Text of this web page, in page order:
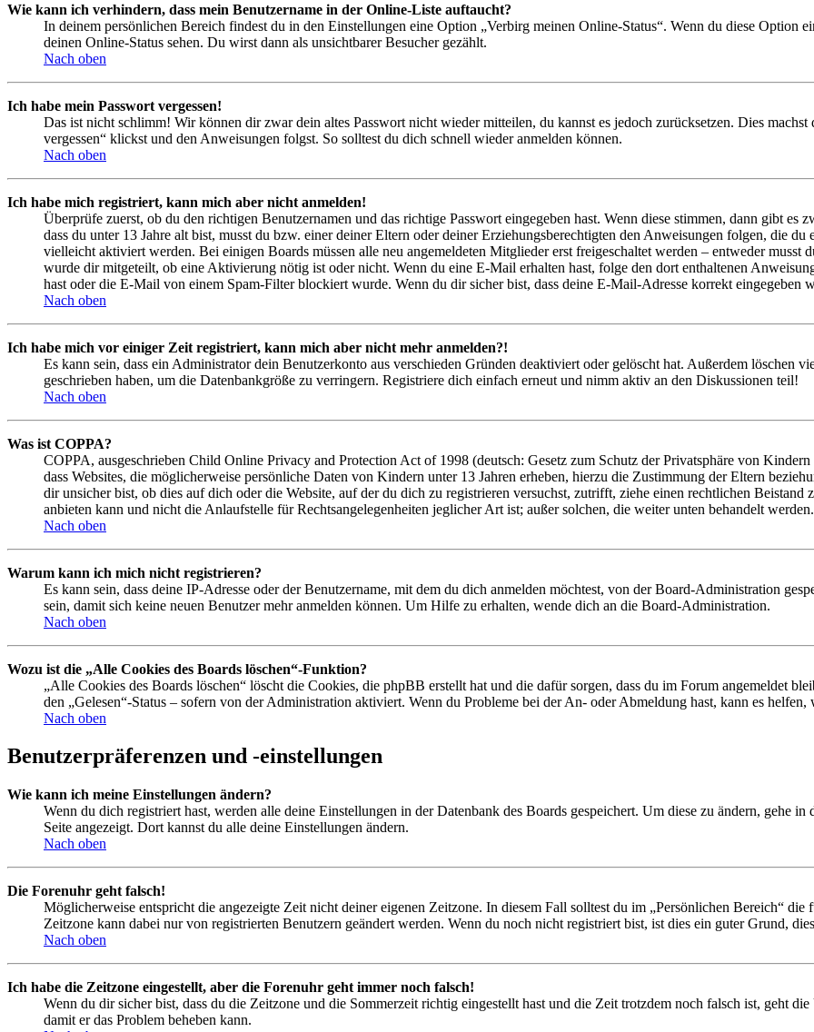
Wie kann ich verhindern, dass mein Benutzername in der Online-Liste auftaucht?
In deinem persönlichen Bereich findest du in den Einstellungen eine Option „Verbirg meinen Online-Status“. Wenn du diese Option
deinen Online-Status sehen. Du wirst dann als unsichtbarer Besucher gezählt.
Nach oben
Ich habe mein Passwort vergessen!
Das ist nicht schlimm! Wir können dir zwar dein altes Passwort nicht wieder mitteilen, du kannst es jedoch zurücksetzen. Dies
vergessen“ klickst und den Anweisungen folgst. So solltest du dich schnell wieder anmelden können.
Nach oben
Ich habe mich registriert, kann mich aber nicht anmelden!
Überprüfe zuerst, ob du den richtigen Benutzernamen und das richtige Passwort eingegeben hast. Wenn diese stimmen, dann gibt es
dass du unter 13 Jahre alt bist, musst du bzw. einer deiner Eltern oder deiner Erziehungsberechtigten den Anweisungen folgen, die
vielleicht aktiviert werden. Bei einigen Boards müssen alle neu angemeldeten Mitglieder erst freigeschaltet werden – entweder musst
wurde dir mitgeteilt, ob eine Aktivierung nötig ist oder nicht. Wenn du eine E-Mail erhalten hast, folge den dort enthaltenen
hast oder die E-Mail von einem Spam-Filter blockiert wurde. Wenn du dir sicher bist, dass deine E-Mail-Adresse korrekt eingegeben
Nach oben
Ich habe mich vor einiger Zeit registriert, kann mich aber nicht mehr anmelden?!
Es kann sein, dass ein Administrator dein Benutzerkonto aus verschieden Gründen deaktiviert oder gelöscht hat. Außerdem löschen
geschrieben haben, um die Datenbankgröße zu verringern. Registriere dich einfach erneut und nimm aktiv an den Diskussionen teil!
Nach oben
Was ist COPPA?
COPPA, ausgeschrieben Child Online Privacy and Protection Act of 1998 (deutsch: Gesetz zum Schutz der Privatsphäre von
dass Websites, die möglicherweise persönliche Daten von Kindern unter 13 Jahren erheben, hierzu die Zustimmung der Eltern
dir unsicher bist, ob dies auf dich oder die Website, auf der du dich zu registrieren versuchst, zutrifft, ziehe einen rechtlichen Beistand
anbieten kann und nicht die Anlaufstelle für Rechtsangelegenheiten jeglicher Art ist; außer solchen, die weiter unten behandelt werden.
Nach oben
Warum kann ich mich nicht registrieren?
Es kann sein, dass deine IP-Adresse oder der Benutzername, mit dem du dich anmelden möchtest, von der Board-Administration
sein, damit sich keine neuen Benutzer mehr anmelden können. Um Hilfe zu erhalten, wende dich an die Board-Administration.
Nach oben
Wozu ist die „Alle Cookies des Boards löschen“-Funktion?
„Alle Cookies des Boards löschen“ löscht die Cookies, die phpBB erstellt hat und die dafür sorgen, dass du im Forum angemeldet
den „Gelesen“-Status – sofern von der Administration aktiviert. Wenn du Probleme bei der An- oder Abmeldung hast, kann es
Nach oben
Benutzerpräferenzen und -einstellungen
Wie kann ich meine Einstellungen ändern?
Wenn du dich registriert hast, werden alle deine Einstellungen in der Datenbank des Boards gespeichert. Um diese zu ändern, gehe
Seite angezeigt. Dort kannst du alle deine Einstellungen ändern.
Nach oben
Die Forenuhr geht falsch!
Möglicherweise entspricht die angezeigte Zeit nicht deiner eigenen Zeitzone. In diesem Fall solltest du im „Persönlichen Bereich“
Zeitzone kann dabei nur von registrierten Benutzern geändert werden. Wenn du noch nicht registriert bist, ist dies ein guter Grund,
Nach oben
Ich habe die Zeitzone eingestellt, aber die Forenuhr geht immer noch falsch!
Wenn du dir sicher bist, dass du die Zeitzone und die Sommerzeit richtig eingestellt hast und die Zeit trotzdem noch falsch ist, geht
damit er das Problem beheben kann.